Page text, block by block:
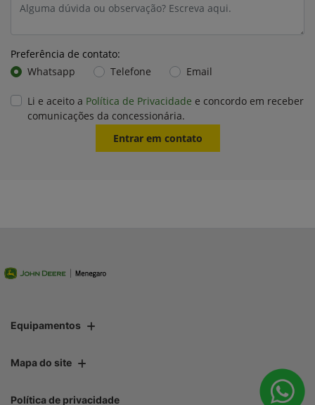
Preferência de contato:
Whatsapp
Telefone Email
Li e aceito a Política de Privacidade e concordo em receber
comunicações da concessionária.
Entrar em contato
Equipamentos
Mapa do site
Política de privacidade